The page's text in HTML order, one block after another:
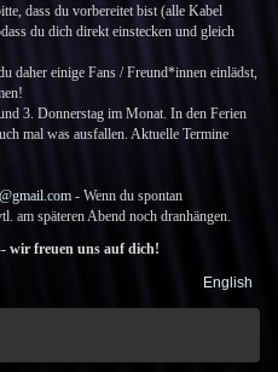
dass du vorbereitet bist (alle Kabel
du dich direkt einstecken und gleich
daher einige Fans / Freund*innen einlädst,
3. Donnerstag im Monat. In den Ferien
mal was ausfallen. Aktuelle Termine
- Wenn du spontan
am späteren Abend noch dranhängen.
wir freuen uns auf dich!
English